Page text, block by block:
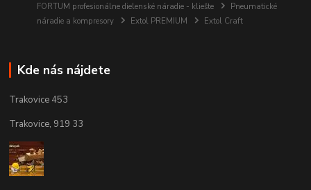
FORTUM profesionálne dielenské náradie - kliešte
Pneumatické
náradie a kompresory
Extol PREMIUM Extol Craft
Kde nás nájdete
Trakovice 453
Trakovice, 919 33